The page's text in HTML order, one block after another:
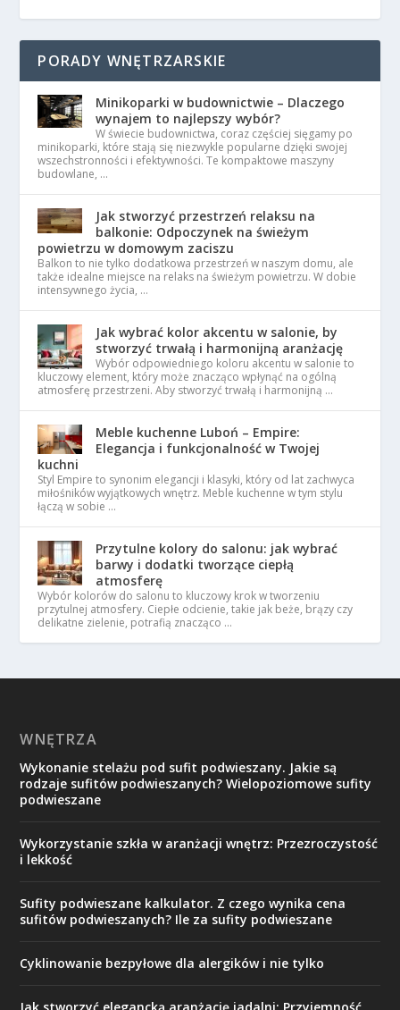
PORADY WNĘTRZARSKIE
Minikoparki w budownictwie – Dlaczego
wynajem to najlepszy wybór?
W świecie budownictwa, coraz częściej sięgamy po
minikoparki, które stają się niezwykle popularne dzięki swojej
wszechstronności i efektywności. Te kompaktowe maszyny
budowlane, …
Jak stworzyć przestrzeń relaksu na
balkonie: Odpoczynek na świeżym
powietrzu w domowym zaciszu
Balkon to nie tylko dodatkowa przestrzeń w naszym domu, ale
także idealne miejsce na relaks na świeżym powietrzu. W dobie
intensywnego życia, …
Jak wybrać kolor akcentu w salonie, by
stworzyć trwałą i harmonijną aranżację
Wybór odpowiedniego koloru akcentu w salonie to
kluczowy element, który może znacząco wpłynąć na ogólną
atmosferę przestrzeni. Aby stworzyć trwałą i harmonijną …
Meble kuchenne Luboń – Empire:
Elegancja i funkcjonalność w Twojej
kuchni
Styl Empire to synonim elegancji i klasyki, który od lat zachwyca
miłośników wyjątkowych wnętrz. Meble kuchenne w tym stylu
łączą w sobie …
Przytulne kolory do salonu: jak wybrać
barwy i dodatki tworzące ciepłą
atmosferę
Wybór kolorów do salonu to kluczowy krok w tworzeniu
przytulnej atmosfery. Ciepłe odcienie, takie jak beże, brązy czy
delikatne zielenie, potrafią znacząco …
WNĘTRZA
Wykonanie stelażu pod sufit podwieszany. Jakie są
rodzaje sufitów podwieszanych? Wielopoziomowe sufity
podwieszane
Wykorzystanie szkła w aranżacji wnętrz: Przezroczystość
i lekkość
Sufity podwieszane kalkulator. Z czego wynika cena
sufitów podwieszanych? Ile za sufity podwieszane
Cyklinowanie bezpyłowe dla alergików i nie tylko
Jak stworzyć elegancką aranżację jadalni: Przyjemność